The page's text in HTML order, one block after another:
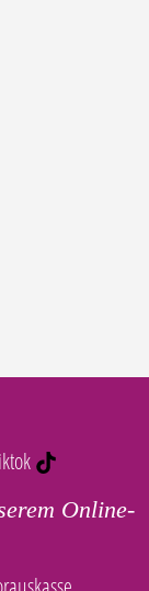
Online-